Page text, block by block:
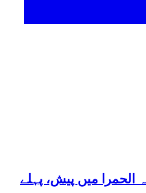
الحمرا میں پیش، پہلے